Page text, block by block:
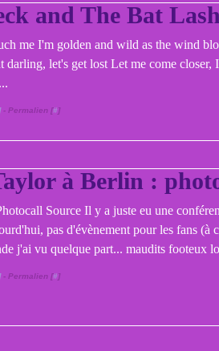
and The Bat
me I'm golden and wild as the wind
let's get lost Let me come closer,
]- Permalien [#]
à Berlin :
Source Il y a juste eu une
pas d'évènement pour les fans (à
j'ai vu quelque part... maudits footeux
]- Permalien [#]